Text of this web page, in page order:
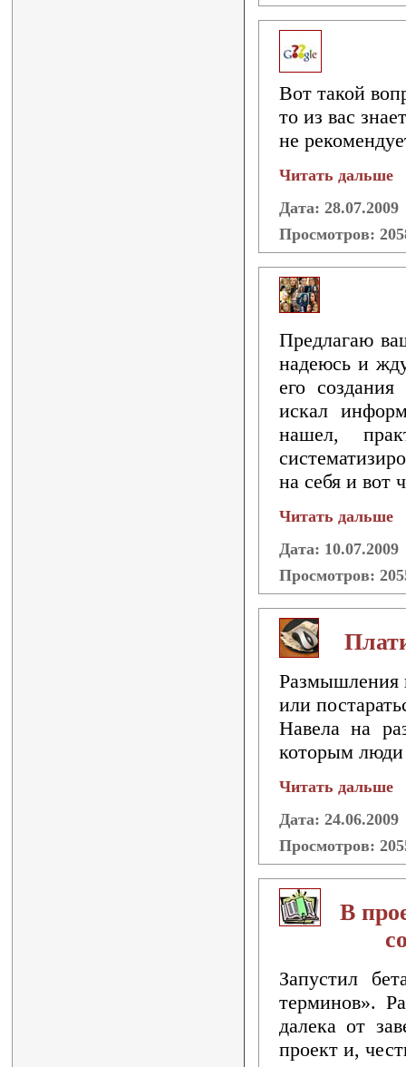
Вот такой
то из вас
не
Читать дальше
Дата: 28.07.2009
Просмотров:
Предлагаю
надеюсь и
его
искал
нашел,
на себя и вот
Читать дальше
Дата: 10.07.2009
Просмотров:
Размышления
или
Навела на
которым люди
Читать дальше
Дата: 24.06.2009
Просмотров:
В
Запустил
терминов».
далека от
проект и,